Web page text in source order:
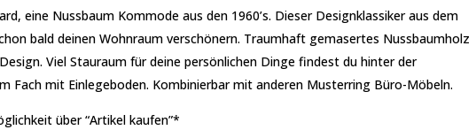
eine Nussbaum Kommode aus den 1960’s. Dieser Designklassiker aus dem
bald deinen Wohnraum verschönern. Traumhaft gemasertes Nussbaumholz
Viel Stauraum für deine persönlichen Dinge findest du hinter der
Fach mit Einlegeboden. Kombinierbar mit anderen Musterring Büro-Möbeln.
über “Artikel kaufen”*